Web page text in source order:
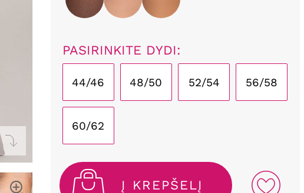
PASIRINKITE DYDI:
44/46 48/50 52/54 56/58
60/62
Į KREPŠELĮ